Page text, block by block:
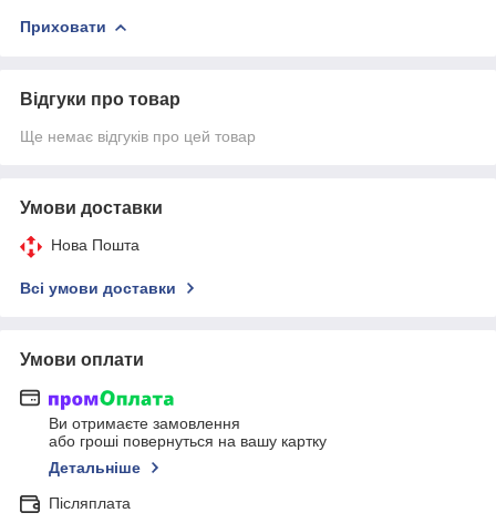
Приховати
Відгуки про товар
Ще немає відгуків про цей товар
Умови доставки
Нова Пошта
Всі умови доставки
Умови оплати
Ви отримаєте замовлення
або гроші повернуться на вашу картку
Детальніше
Післяплата